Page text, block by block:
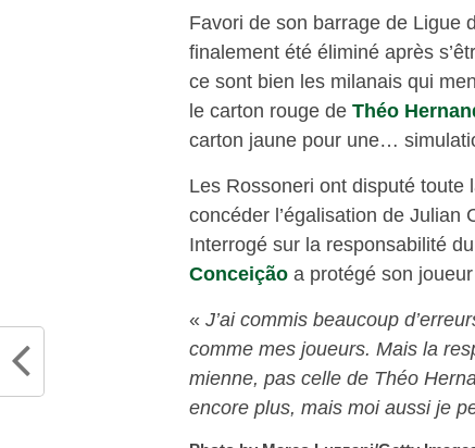
Favori de son barrage de Ligue
finalement été éliminé après
ce sont bien les milanais qui
le carton rouge de Théo
carton jaune pour une…
Les Rossoneri ont disputé toute
concéder l’égalisation de Julian
Interrogé sur la responsabilité
Conceição a protégé son
« J’ai commis beaucoup
comme mes joueurs. Mais la
mienne, pas celle de Théo
encore plus, mais moi aussi je